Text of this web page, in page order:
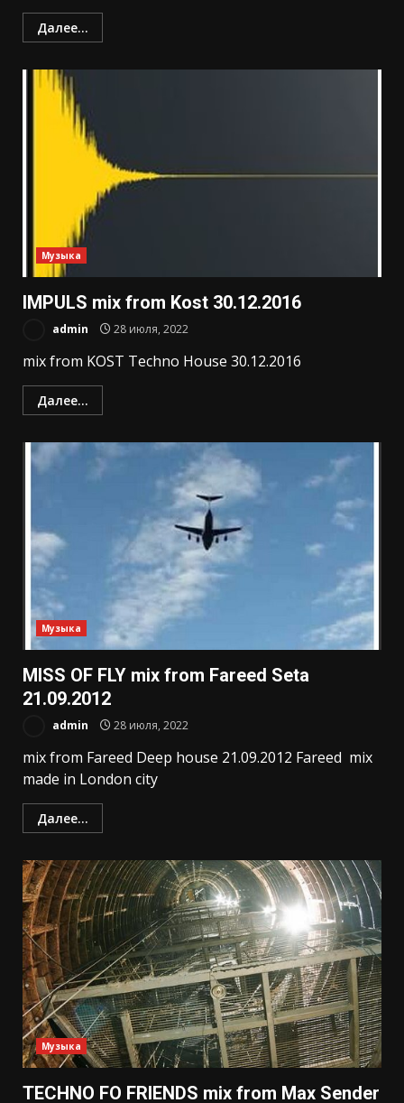
Далее...
Музыка
IMPULS mix from Kost 30.12.2016
admin 28 июля, 2022
mix from KOST Techno House 30.12.2016
Далее...
Музыка
MISS OF FLY mix from Fareed Seta
21.09.2012
admin 28 июля, 2022
mix from Fareed Deep house 21.09.2012 Fareed mix
made in London city
Далее...
Музыка
TECHNO FO FRIENDS mix from Max Sender